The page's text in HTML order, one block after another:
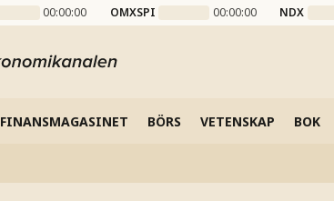
00:00:00 OMXSPI 00:00:00 NDX
FINANSMAGASINET BÖRS VETENSKAP BOK